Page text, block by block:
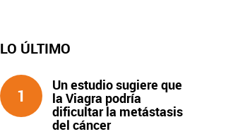
LO ÚLTIMO
1
Un estudio sugiere que
la Viagra podría
dificultar la metástasis
del cáncer